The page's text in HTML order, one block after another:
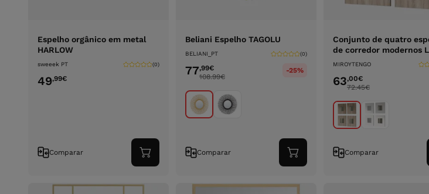
Espelho orgânico em metal
HARLOW
sweeek PT (0)
49,99€
Comparar
Adicionar
ao
Beliani Espelho TAGOLU
BELIANI_PT (0)
77,99€
108.99€
-25%
Comparar
Adicionar
ao
Conjunto de quatro
de corredor modernos
MIROYTENGO
63,00€
72.45€
Comparar